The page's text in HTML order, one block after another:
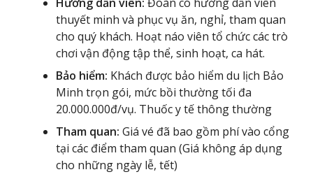
Hướng dẫn viên: Đoàn có hướng dẫn viên
thuyết minh và phục vụ ăn, nghỉ, tham quan
cho quý khách. Hoạt náo viên tổ chức các trò
chơi vận động tập thể, sinh hoạt, ca hát.
Bảo hiểm: Khách được bảo hiểm du lịch Bảo
Minh trọn gói, mức bồi thường tối đa
20.000.000đ/vụ. Thuốc y tế thông thường
Tham quan: Giá vé đã bao gồm phí vào cổng
tại các điểm tham quan (Giá không áp dụng
cho những ngày lễ, tết)